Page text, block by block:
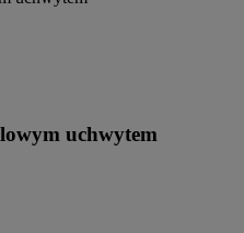
uchwytem